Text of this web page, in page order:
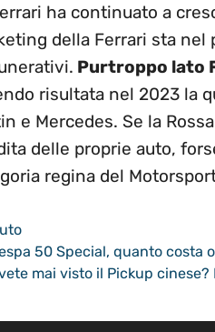
ha continuato a
della Ferrari sta
Purtroppo lato
risultata nel 2023 la
e Mercedes. Se la
delle proprie auto,
regina del
50 Special, quanto costa
mai visto il Pickup